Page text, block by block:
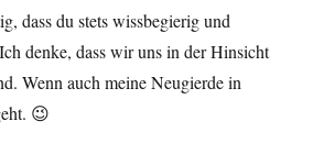
dass du stets wissbegierig und
denke, dass wir uns in der Hinsicht
Wenn auch meine Neugierde in
😉